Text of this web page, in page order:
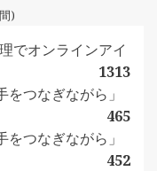
)
でオンラインアイ
1313
つなぎながら」
465
つなぎながら」
452